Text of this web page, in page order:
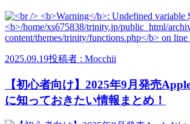
2025.09.19投稿者 : Mocchii
【初心者向け】2025年9月発売
に知っておきたい情報まとめ！